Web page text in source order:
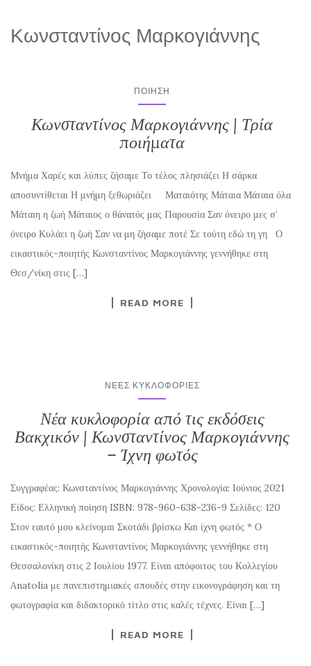
Κωνσταντίνος Μαρκογιάννης
ΠΟΊΗΣΗ
Κωνσταντίνος Μαρκογιάννης | Τρία
ποιήματα
Μνήμα Χαρές και λύπες ζήσαμε Το τέλος πλησιάζει Η σάρκα
αποσυντίθεται Η μνήμη ξεθωριάζει Ματαιότης Μάταια Μάταια όλα
Μάταιη η ζωή Μάταιος ο θάνατός μας Παρουσία Σαν όνειρο μες σ’
όνειρο Κυλάει η ζωή Σαν να μη ζήσαμε ποτέ Σε τούτη εδώ τη γη Ο
εικαστικός-ποιητής Κωνσταντίνος Μαρκογιάννης γεννήθηκε στη
Θεσ/νίκη στις […]
READ MORE
ΝΈΕΣ ΚΥΚΛΟΦΟΡΊΕΣ
Νέα κυκλοφορία από τις εκδόσεις
Βακχικόν | Κωνσταντίνος Μαρκογιάννης
– Ίχνη φωτός
Συγγραφέας: Κωνσταντίνος Μαρκογιάννης Χρονολογία: Ιούνιος 2021
Είδος: Ελληνική ποίηση ISBN: 978-960-638-236-9 Σελίδες: 120
Στον εαυτό μου κλείνομαι Σκοτάδι βρίσκω Και ίχνη φωτός * Ο
εικαστικός-ποιητής Κωνσταντίνος Μαρκογιάννης γεννήθηκε στη
Θεσσαλονίκη στις 2 Ιουλίου 1977. Είναι απόφοιτος του Κολλεγίου
Anatolia με πανεπιστημιακές σπουδές στην εικονογράφηση και τη
φωτογραφία και διδακτορικό τίτλο στις καλές τέχνες. Είναι […]
READ MORE